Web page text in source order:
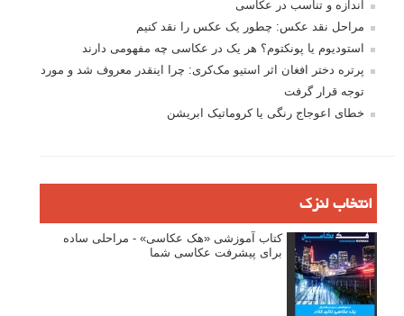
اندازه و تناسب در عکاسی
مراحل نقد عکس: چطور یک عکس را نقد کنیم
استودیوم یا پونکتوم؟ هر یک در عکاسی چه مفهومی دارند
پرتره دختر افغان اثر استیو مک‌کری: چرا اینقدر معروف شد و مورد
توجه قرار گرفت
خطای اعوجاج رنگی یا کروماتیک ابریشن
انتخاب لنزک
کتاب آموزشی «هک عکاسی» - مراحلی ساده
برای پیشرفت عکاسی شما